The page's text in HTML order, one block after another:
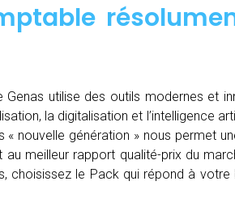
Genas utilise des outils modernes et
la digitalisation et l’intelligence
« nouvelle génération » nous permet
meilleur rapport qualité-prix du
choisissez le Pack qui répond à